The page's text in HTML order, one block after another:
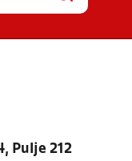
Pulje 212